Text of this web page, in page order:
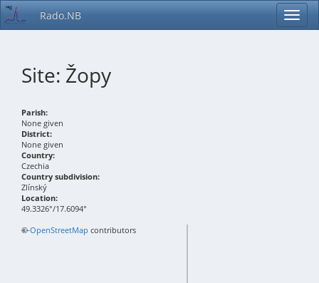
Rado.NB
Site: Žopy
Parish:
None given
District:
None given
Country:
Czechia
Country subdivision:
Zlínský
Location:
49.3326°/17.6094°
+−
©OpenStreetMap contributors